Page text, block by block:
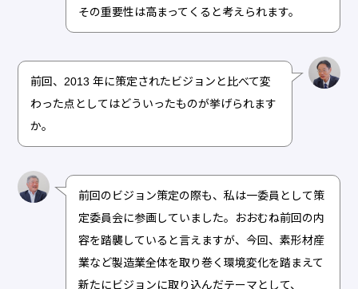
その重要性は高まってくると考えられます。
前回、2013 年に策定されたビジョンと比べて変
わった点としてはどういったものが挙げられます
か。
前回のビジョン策定の際も、私は一委員として策
定委員会に参画していました。おおむね前回の内
容を踏襲していると言えますが、今回、素形材産
業など製造業全体を取り巻く環境変化を踏まえて
新たにビジョンに取り込んだテーマとして、